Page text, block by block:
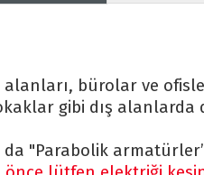
bürolar ve
gibi dış alanlarda
"Parabolik